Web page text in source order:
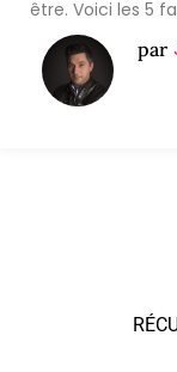
être. Voici les 5
par